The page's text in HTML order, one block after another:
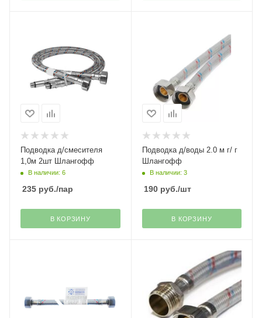
Подводка д/смесителя
1,0м 2шт Шлангофф
В наличии: 6
235 руб./пар
В КОРЗИНУ
Подводка д/воды 2.0 м г/ г
Шлангофф
В наличии: 3
190руб./шт
В КОРЗИНУ